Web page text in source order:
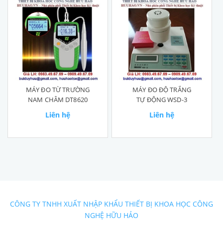
MÁY ĐO TỪ TRƯỜNG
NAM CHÂM DT8620
Liên hệ
MÁY ĐO ĐỘ TRẮNG
TỰ ĐỘNG WSD-3
Liên hệ
CÔNG TY TNHH XUẤT NHẬP KHẨU THIẾT BỊ KHOA HỌC CÔNG
NGHỆ HỮU HẢO